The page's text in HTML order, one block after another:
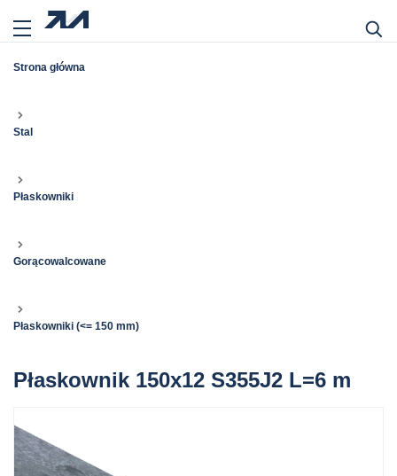
Strona główna
Stal
Płaskowniki
Gorącowalcowane
Płaskowniki (<= 150 mm)
Płaskownik 150x12 S355J2 L=6 m